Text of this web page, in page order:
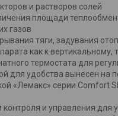
и растворов солей
площади
газов
тяги, задувания
как к вертикальному,
термостата для
для удобства вынесен на
«Лемакс» серии Comfort
контроля и управления